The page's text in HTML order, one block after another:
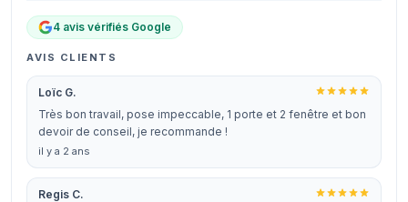
4 avis vérifiés Google
AVIS CLIENTS
Loïc G.
Très bon travail, pose impeccable, 1 porte et 2 fenêtre et bon
devoir de conseil, je recommande !
il y a 2 ans
Regis C.